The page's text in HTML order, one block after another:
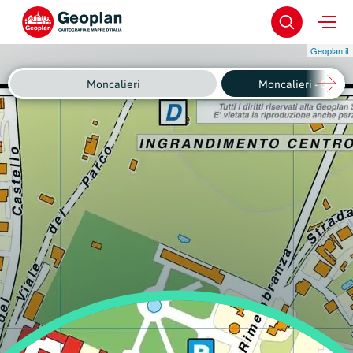
Geoplan.it
Moncalieri Moncalieri -